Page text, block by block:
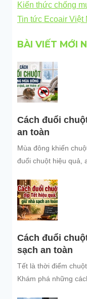
Kiến thức chống
Tin tức Ecoair Việt
BÀI VIẾT MỚI
Cách đuổi
an toàn
Mùa đông khiến
đuổi chuột hiệu quả,
Cách đuổi
sạch an toàn
Tết là thời điểm
Khám phá những